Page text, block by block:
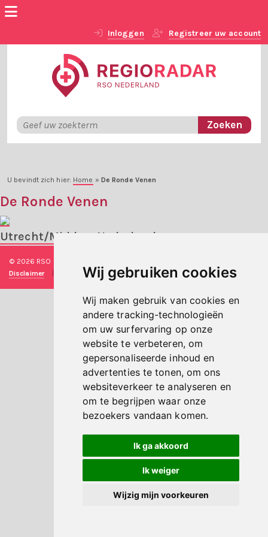
Wij gebruiken cookies
Wij maken gebruik van cookies en
andere tracking-technologieën
om uw surfervaring op onze
website te verbeteren, om
gepersonaliseerde inhoud en
advertenties te tonen, om ons
websiteverkeer te analyseren en
om te begrijpen waar onze
bezoekers vandaan komen.
Ik ga akkoord
Ik weiger
Wijzig mijn voorkeuren
Inloggen Registreer uw account
U bevindt zich hier: Home » De Ronde Venen
De Ronde Venen
Utrecht/Midden-Nederland
© 2026 RSO Nederland
Disclaimer
Privacy verklaring | Technische realisatieSieronline B.V.